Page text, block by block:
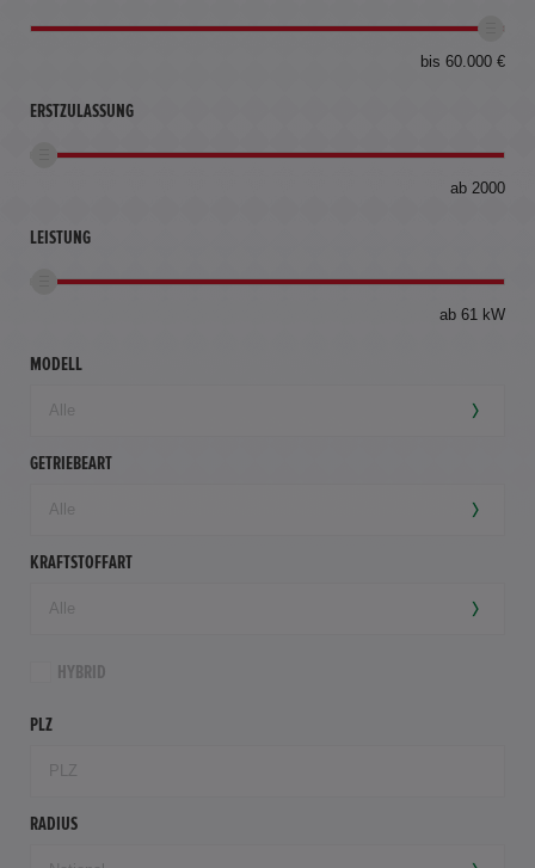
bis 60.000 €
ERSTZULASSUNG
ab 2000
LEISTUNG
ab 61 kW
MODELL
GETRIEBEART
KRAFTSTOFFART
HYBRID
PLZ
RADIUS